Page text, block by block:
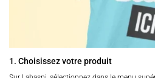
1. Choisissez votre produit